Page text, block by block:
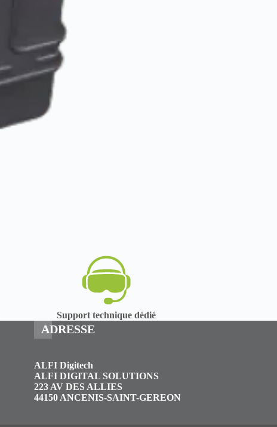
Support technique dédié
ADRESSE
ALFI Digitech
ALFI DIGITAL SOLUTIONS
223 AV DES ALLIES
44150 ANCENIS-SAINT-GEREON